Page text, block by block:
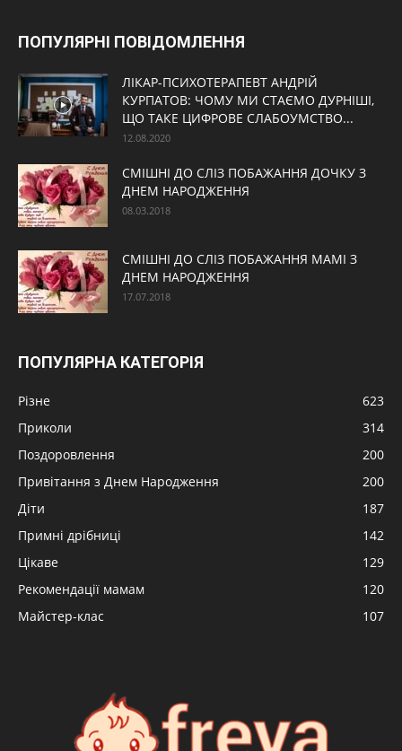
ПОПУЛЯРНІ ПОВІДОМЛЕННЯ
ЛІКАР-ПСИХОТЕРАПЕВТ АНДРІЙ
КУРПАТОВ: ЧОМУ МИ СТАЄМО ДУРНІШІ,
ЩО ТАКЕ ЦИФРОВЕ СЛАБОУМСТВО...
12.08.2020
СМІШНІ ДО СЛІЗ ПОБАЖАННЯ ДОЧКУ З
ДНЕМ НАРОДЖЕННЯ
08.03.2018
СМІШНІ ДО СЛІЗ ПОБАЖАННЯ МАМІ З
ДНЕМ НАРОДЖЕННЯ
17.07.2018
ПОПУЛЯРНА КАТЕГОРІЯ
Різне
623
Приколи
314
Поздоровлення
200
Привітання з Днем Народження
200
Діти
187
Примні дрібниці
142
Цікаве
129
Рекомендації мамам
120
Майстер-клас
107